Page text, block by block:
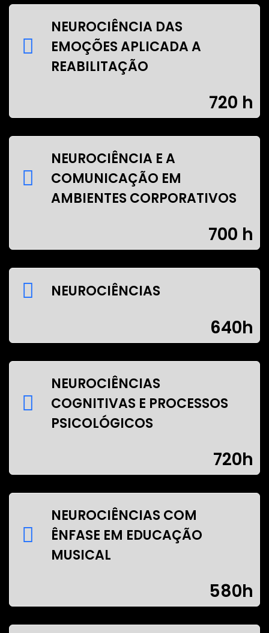
NEUROCIÊNCIA DAS
EMOÇÕES APLICADA A
REABILITAÇÃO
720 h
NEUROCIÊNCIA E A
COMUNICAÇÃO EM
AMBIENTES CORPORATIVOS
700 h
NEUROCIÊNCIAS
640h
NEUROCIÊNCIAS
COGNITIVAS E PROCESSOS
PSICOLÓGICOS
720h
NEUROCIÊNCIAS COM
ÊNFASE EM EDUCAÇÃO
MUSICAL
580h